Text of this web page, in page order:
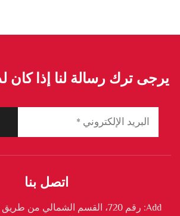
يرجى ترك رسالة لنا إذا كان
اتصل بنا